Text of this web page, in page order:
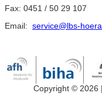
Fax: 0451 / 50 29 107
Email: service@lbs-
Copyright © 2026